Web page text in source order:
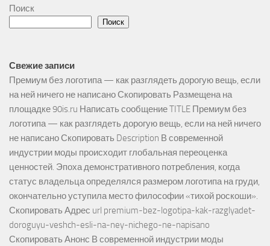
Поиск
Поиск
Свежие записи
Премиум без логотипа — как разглядеть дорогую вещь, если
на ней ничего не написано Скопировать Размещена на
площадке 90is.ru Написать сообщение TITLE Премиум без
логотипа — как разглядеть дорогую вещь, если на ней ничего
не написано Скопировать Description В современной
индустрии моды происходит глобальная переоценка
ценностей. Эпоха демонстративного потребления, когда
статус владельца определялся размером логотипа на груди,
окончательно уступила место философии «тихой роскоши».
Скопировать Адрес url premium-bez-logotipa-kak-razglyadet-
doroguyu-veshch-esli-na-ney-nichego-ne-napisano
Скопировать Анонс В современной индустрии моды